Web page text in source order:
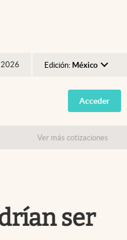
2026 Edición: México
Argentina
España
USA
Acceder
Ver más cotizaciones
ser